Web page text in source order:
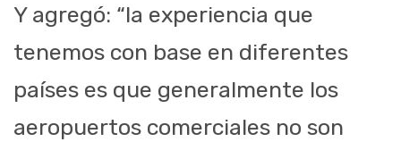
Y agregó: “la experiencia que
tenemos con base en diferentes
países es que generalmente los
aeropuertos comerciales no son